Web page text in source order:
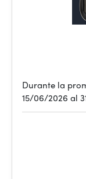
Durante la
15/06/2026 al